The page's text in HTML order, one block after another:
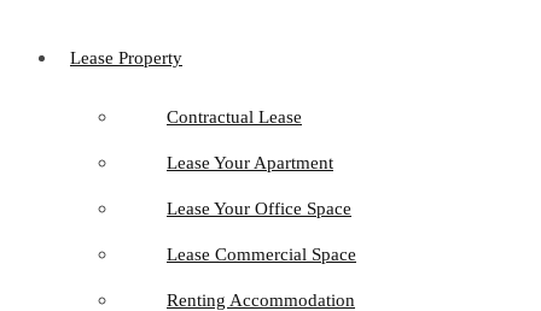
Lease Property
Contractual Lease
Lease Your Apartment
Lease Your Office Space
Lease Commercial Space
Renting Accommodation